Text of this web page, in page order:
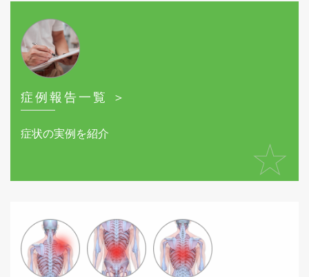
症例報告一覧 ＞
症状の実例を紹介
★